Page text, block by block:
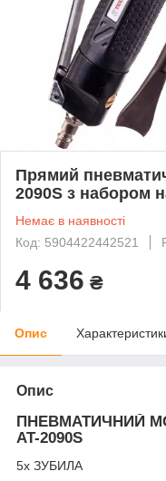
Прямий
2090S з набором
Немає в наявності
Код: 5904422442521
4 636 ₴
Опис
Опис
ПНЕВМАТИЧНИЙ
AT-2090S
5x ЗУБИЛА